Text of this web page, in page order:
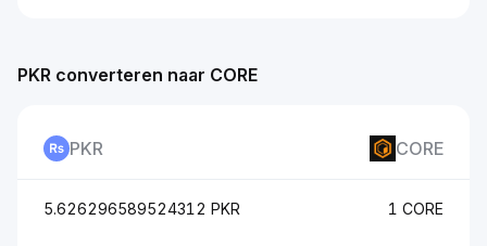
PKR converteren naar CORE
PKR CORE
5.626296589524312 PKR 1 CORE